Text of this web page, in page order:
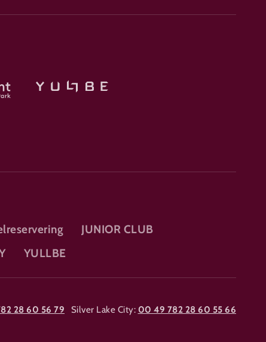
JUNIOR CLUB
YULLBE
28 60 56 79 Silver Lake City: 00 49 782 28 60 55 66